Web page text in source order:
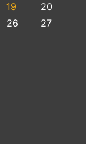
19
20
26
27